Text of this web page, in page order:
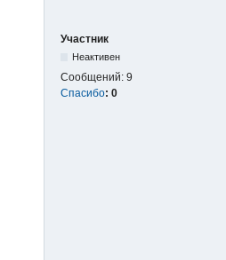
Участник
Неактивен
Сообщений: 9
Спасибо: 0